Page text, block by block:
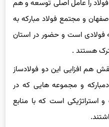
و مجتمع فولاد مبارکه به
است و حضور در استان
هستند .
هم افزایی این دو فولادساز
و مجموعه هایی که در
استراتژیکی است که با منابع
نگاه ملی است و اگر ما